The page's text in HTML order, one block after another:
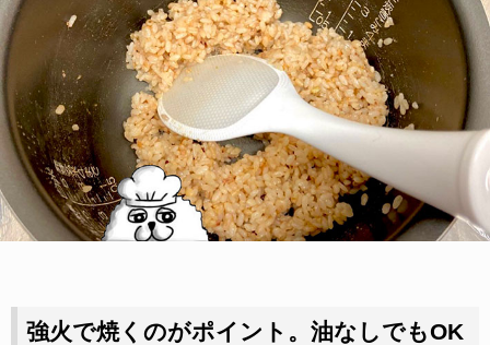
強火で焼くのがポイント。油なしでもOK